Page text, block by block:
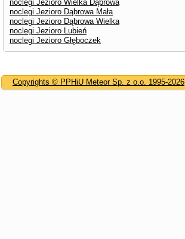
noclegi Jezioro Wielka Dąbrowa
noclegi Jezioro Dąbrowa Mała
noclegi Jezioro Dąbrowa Wielka
noclegi Jezioro Lubień
noclegi Jezioro Głęboczek
Copyrights © PPHiU Meteor Sp. z o.o. 1995-2026